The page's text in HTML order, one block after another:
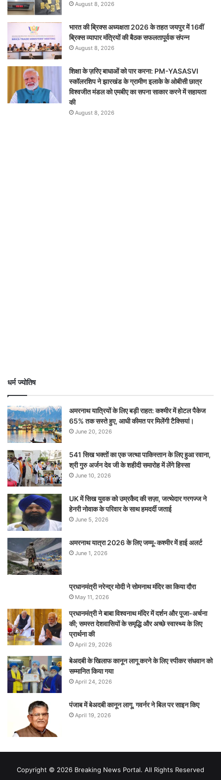
August 8, 2026
भारत की ब्रिक्‍स अध्यक्षता 2026 के तहत जयपुर में 16वीं
ब्रिक्‍स व्यापार मंत्रियों की बैठक सफलतापूर्वक संपन्न
August 8, 2026
शिक्षा के ज़रिए बाधाओं को पार करना: PM-YASASVI
स्कॉलरशिप ने झारखंड के ग्रामीण इलाके के ओबीसी छात्र
विश्वजीत मंडल को एमबीए का सपना साकार करने में सहायता
की
August 8, 2026
धर्म ज्योतिष
अमरनाथ यात्रियों के लिए बड़ी राहत: कश्मीर में होटल पैकेज
65% तक सस्ते हुए, आधी कीमत पर मिलेंगी टैक्सियां।
June 20, 2026
541 सिख भक्तों का एक जत्था पाकिस्तान के लिए हुआ रवाना,
श्री गुरु अर्जन देव जी के शहीदी समारोह में लेंगे हिस्सा
June 10, 2026
UK में सिख युवक को उम्रकैद की सज़ा, जत्थेदार गरगज्ज ने
हेनरी नोवाक के परिवार के साथ हमदर्दी जताई
June 5, 2026
अमरनाथ यात्रा 2026 के लिए जम्मू-कश्मीर में हाई अलर्ट
June 1, 2026
प्रधानमंत्री नरेन्‍द्र मोदी ने सोमनाथ मंदिर का किया दौरा
May 11, 2026
प्रधानमंत्री ने बाबा विश्वनाथ मंदिर में दर्शन और पूजा-अर्चना
की; समस्‍त देशवासियों के समृद्धि और अच्छे स्वास्थ्य के लिए
प्रार्थना की
April 29, 2026
बेअदबी के खिलाफ कानून लागू करने के लिए स्पीकर संधवान को
सम्मानित किया गया
April 24, 2026
पंजाब में बेअदबी कानून लागू, गवर्नर ने बिल पर साइन किए
April 19, 2026
Copyright © 2026 Breaking News Portal. All Rights Reserved